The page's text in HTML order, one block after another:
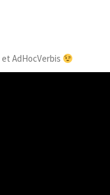
et AdHocVerbis